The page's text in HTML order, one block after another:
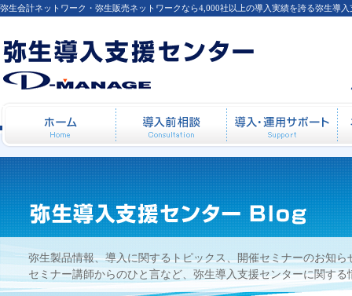
2013年11月22日
弥生会計ネットワーク・弥生販売ネットワークなら4,000社以上の導入実績を誇る弥生導
弥生製品情報、導入に関するトピックス、開催セミナーのお知ら
セミナー講師からのひと言など、弥生導入支援センターに関す
ホーム 導入前相談 導